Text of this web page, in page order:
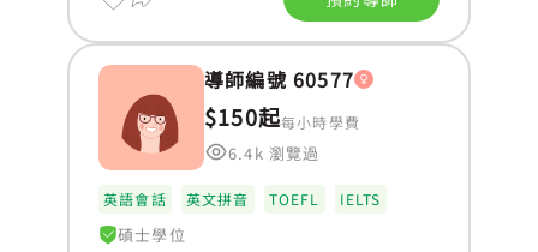
導師編號 60577
$150起每小時學費
6.4k 瀏覽過
英語會話 英文拼音 TOEFL IELTS
碩士學位